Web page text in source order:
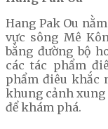
Hang Pak Ou
vực sông Mê
bằng đường bộ
các tác phẩm
phẩm điêu khắc
khung cảnh xung
để khám phá.